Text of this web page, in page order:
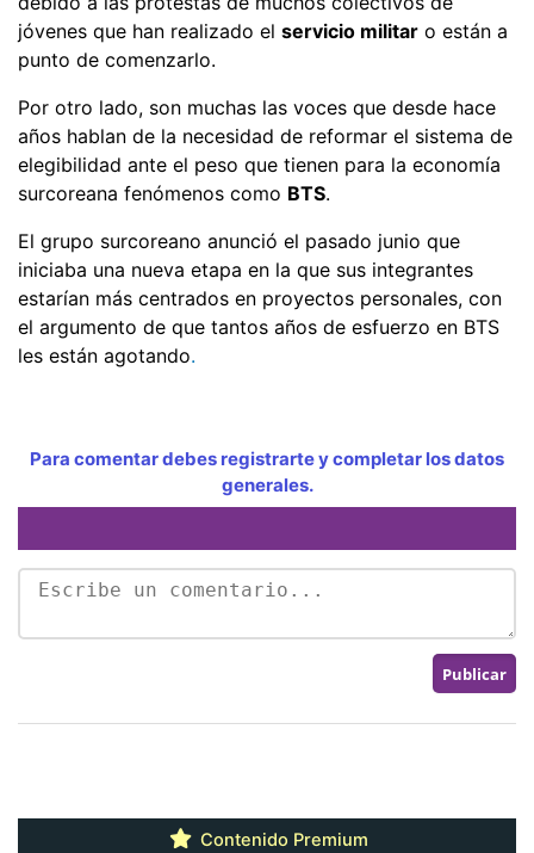
jóvenes que han realizado el servicio militar o están a
punto de comenzarlo.
Por otro lado, son muchas las voces que desde hace
años hablan de la necesidad de reformar el sistema de
elegibilidad ante el peso que tienen para la economía
surcoreana fenómenos como BTS.
El grupo surcoreano anunció el pasado junio que
iniciaba una nueva etapa en la que sus integrantes
estarían más centrados en proyectos personales, con
el argumento de que tantos años de esfuerzo en BTS
les están agotando.
Para comentar debes registrarte y completar los datos
generales.
Contenido Premium